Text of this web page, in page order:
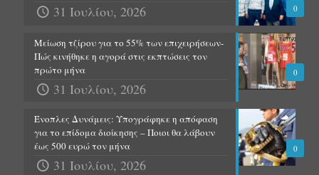
0
31 Ιουλίου, 2026
0
Μείωση τζίρου για το 55% των επιχειρήσεων-
Πώς κινήθηκε η αγορά στις εκπτώσεις τον
πρώτο μήνα
31 Ιουλίου, 2026
0
Ένοπλες Δυνάμεις: Υπογράφηκε η απόφαση
για το επίδομα διοίκησης – Ποιοι θα λάβουν
έως 500 ευρώ τον μήνα
31 Ιουλίου, 2026